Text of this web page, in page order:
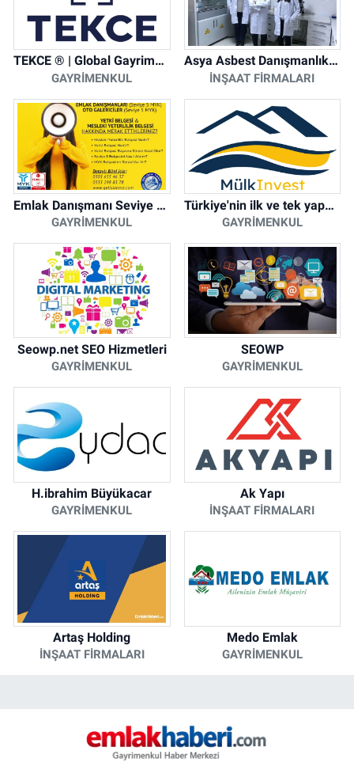
TEKCE ® | Global Gayrimenkul Şirketi
GAYRIMENKUL
Asya Asbest Danışmanlık - Asbest Söküm ve Asbest Raporu
İNŞAAT FIRMALARI
Emlak Danışmanı Seviye 5 Mesleki Yeterlilik Belgesi
GAYRIMENKUL
Türkiye'nin ilk ve tek yapay zeka destekli arsa ilan platformu
GAYRIMENKUL
Seowp.net SEO Hizmetleri
GAYRIMENKUL
SEOWP
GAYRIMENKUL
H.ibrahim Büyükacar
GAYRIMENKUL
Ak Yapı
İNŞAAT FIRMALARI
Artaş Holding
İNŞAAT FIRMALARI
Medo Emlak
GAYRIMENKUL